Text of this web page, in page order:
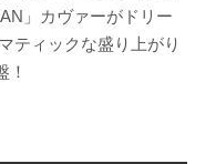
」カヴァーがドリー
ティックな盛り上がり
！